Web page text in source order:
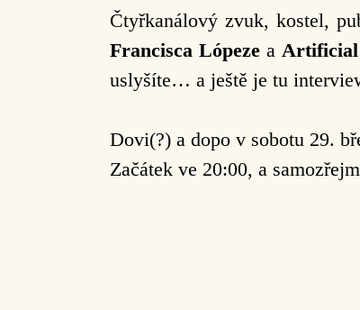
Čtyřkanálový zvuk, kostel,
Francisca Lópezea Artificial
uslyšíte… a ještě je tu
Dovi(?) a dopo v sobotu 29.
Začátek ve 20:00, a